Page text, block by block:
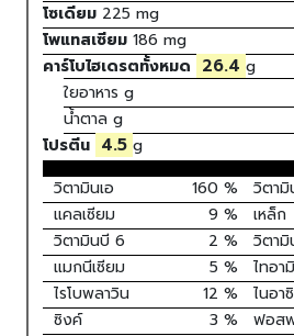
โซเดียม 225 mg
โพแทสเซียม 186 mg
คาร์โบไฮเดรตทั้งหมด 26.4 g
ใยอาหาร g
น้ำตาล g
โปรตีน 4.5 g
วิตามินเอ
160 % วิตามิ
แคลเซียม
9 % เหล็ก
วิตามินบี 6
2 % วิตามิ
แมกนีเซียม
5 % ไทอา
ไรโบพลาวิน
12 % ไนอา
ซิงค์
3 % ฟอส